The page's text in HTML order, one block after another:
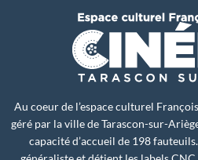
Au coeur de l’espace culturel
géré par la ville de Tarascon-sur-
capacité d’accueil de 198